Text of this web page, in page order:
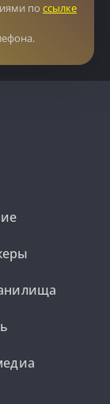
по ссылке